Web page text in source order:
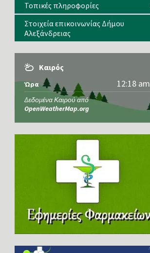
Τοπικές πληροφορίες
Στοιχεία επικοινωνίας Δήμου
Αλεξάνδρειας
Καιρός
Ώρα 12:18 am
Δεδομένα Καιρού από
OpenWeatherMap.org